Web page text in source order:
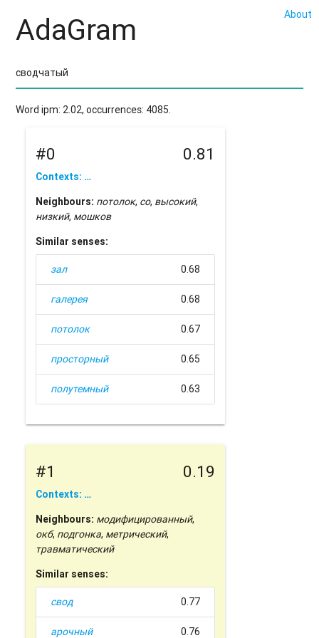
About
AdaGram
Word ipm: 2.02, occurrences: 4085.
#0 0.81
Contexts: …
Neighbours: потолок, со, высокий,
низкий, мошков
Similar senses:
зал 0.68
галерея 0.68
потолок 0.67
просторный 0.65
полутемный 0.63
#1 0.19
Contexts: …
Neighbours: модифицированный,
окб, подгонка, метрический,
травматический
Similar senses:
свод 0.77
арочный 0.76